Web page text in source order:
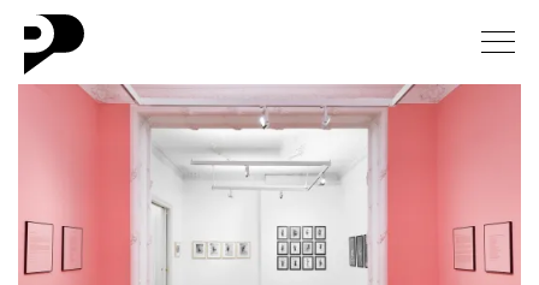
Hírek
Galéria
Interjú